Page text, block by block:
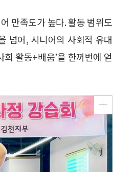
만족도가 높다. 활동 범위도
넘어, 시니어의 사회적 유대
활동+배움’을 한꺼번에 얻